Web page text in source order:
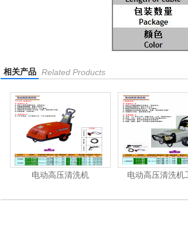
相关产品 Related Products
电动高压清洗机 电动高压清洗机